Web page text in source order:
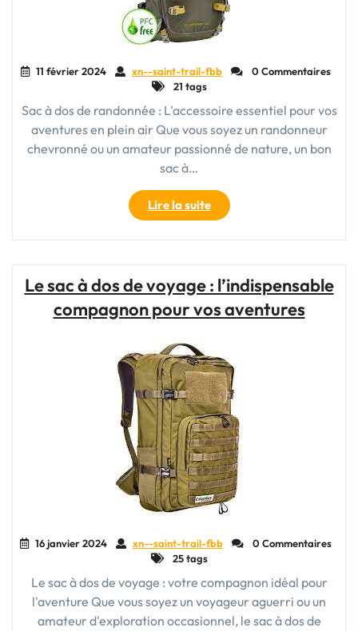
11 février 2024 xn--saint-trail-fbb
0 Commentaires
21 tags
Sac à dos de randonnée : L'accessoire essentiel pour vos
aventures en plein air Que vous soyez un randonneur
chevronné ou un amateur passionné de nature, un bon
sac à…
Lire la suite"Découvrez
le
sac
de
randonnée
vos
aventures
en
plein
air"
Le sac à dos de voyage : l’indispensable
compagnon pour vos aventures
16 janvier 2024 xn--saint-trail-fbb
0 Commentaires
25 tags
Le sac à dos de voyage : votre compagnon idéal pour
l'aventure Que vous soyez un voyageur aguerri ou un
amateur d'exploration occasionnel, le sac à dos de